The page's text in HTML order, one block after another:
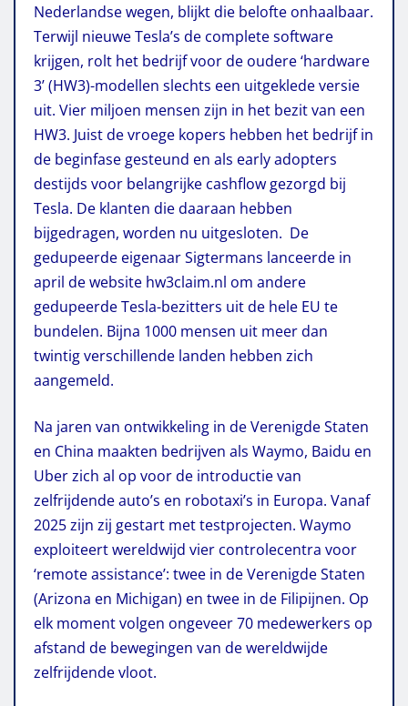
Nederlandse wegen, blijkt die belofte onhaalbaar.
Terwijl nieuwe Tesla’s de complete software
krijgen, rolt het bedrijf voor de oudere ‘hardware
3’ (HW3)-modellen slechts een uitgeklede versie
uit. Vier miljoen mensen zijn in het bezit van een
HW3. Juist de vroege kopers hebben het bedrijf in
de beginfase gesteund en als early adopters
destijds voor belangrijke cashflow gezorgd bij
Tesla. De klanten die daaraan hebben
bijgedragen, worden nu uitgesloten. De
gedupeerde eigenaar Sigtermans lanceerde in
april de website hw3claim.nl om andere
gedupeerde Tesla-bezitters uit de hele EU te
bundelen. Bijna 1000 mensen uit meer dan
twintig verschillende landen hebben zich
aangemeld.
Na jaren van ontwikkeling in de Verenigde Staten
en China maakten bedrijven als Waymo, Baidu en
Uber zich al op voor de introductie van
zelfrijdende auto’s en robotaxi’s in Europa. Vanaf
2025 zijn zij gestart met testprojecten. Waymo
exploiteert wereldwijd vier controlecentra voor
‘remote assistance’: twee in de Verenigde Staten
(Arizona en Michigan) en twee in de Filipijnen. Op
elk moment volgen ongeveer 70 medewerkers op
afstand de bewegingen van de wereldwijde
zelfrijdende vloot.